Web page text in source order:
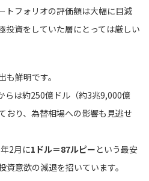
トフォリオの評価額は大幅に目減
投資をしていた層にとっては厳しい
鮮明です。
らは約250億ドル（約3兆9,000億
おり、為替相場への影響も見逃せ
2月に1ドル＝87ルピーという最安
意欲の減退を招いています。